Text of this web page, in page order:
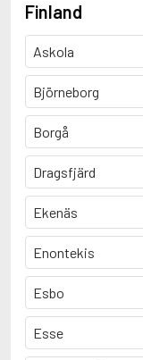
Finland
Askola
Björneborg
Borgå
Dragsfjärd
Ekenäs
Enontekis
Esbo
Esse